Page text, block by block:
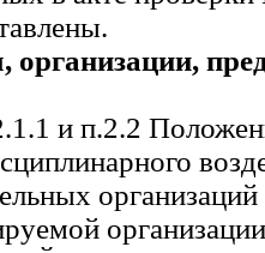
организации,
и п.2.2
организации